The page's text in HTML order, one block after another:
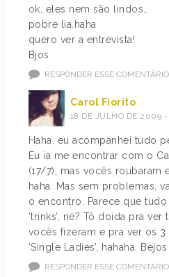
ok, eles nem são lindos…
pobre lia.haha
quero ver a entrevista!
Bjos
RESPONDER ESSE COMENTÁRIO
Carol Fiorito
18 DE JULHO DE 2009
Haha, eu acompanhei tudo
Eu ia me encontrar com o
(17/7), mas vocês roubaram
haha. Mas sem problemas,
o encontro. Parece que tudo
‘trinks’, né? Tô doida pra ver
vocês fizeram e pra ver os 3
‘Single Ladies’, hahaha. Bejos
RESPONDER ESSE COMENTÁRIO